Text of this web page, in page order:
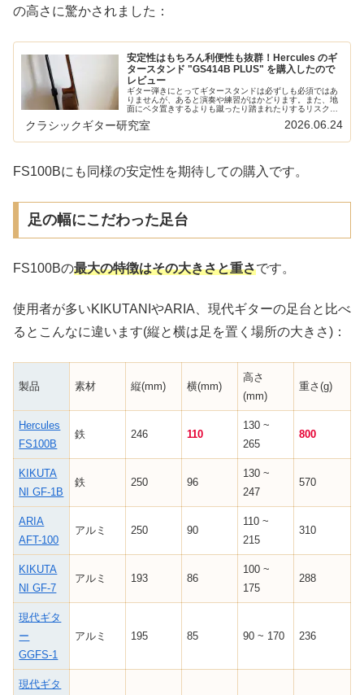
の高さに驚かされました：
安定性はもちろん利便性も抜群！Hercules のギ
タースタンド "GS414B PLUS" を購入したので
レビュー
ギター弾きにとってギタースタンドは必ずしも必須ではあ
りませんが、あると演奏や練習がはかどります。また、地
面にベタ置きするよりも蹴ったり踏まれたりするリスクは
別のリスクも。その意味で安定性が...
クラシックギター研究室 2026.06.24
FS100Bにも同様の安定性を期待しての購入です。
足の幅にこだわった足台
FS100Bの最大の特徴はその大きさと重さです。
使用者が多いKIKUTANIやARIA、現代ギターの足台と比べ
るとこんなに違います(縦と横は足を置く場所の大きさ)：
製品 素材 縦(mm) 横(mm)
高さ
(mm)
重さ(g)
Hercules
FS100B
鉄 246 110
130 ~
265
800
KIKUTA
NI GF-1B
鉄 250 96
130 ~
247
570
ARIA
AFT-100
アルミ 250 90
110 ~
215
310
KIKUTA
NI GF-7
アルミ 193 86
100 ~
175
288
現代ギタ
ー
GGFS-1
アルミ 195 85 90 ~ 170 236
現代ギタ